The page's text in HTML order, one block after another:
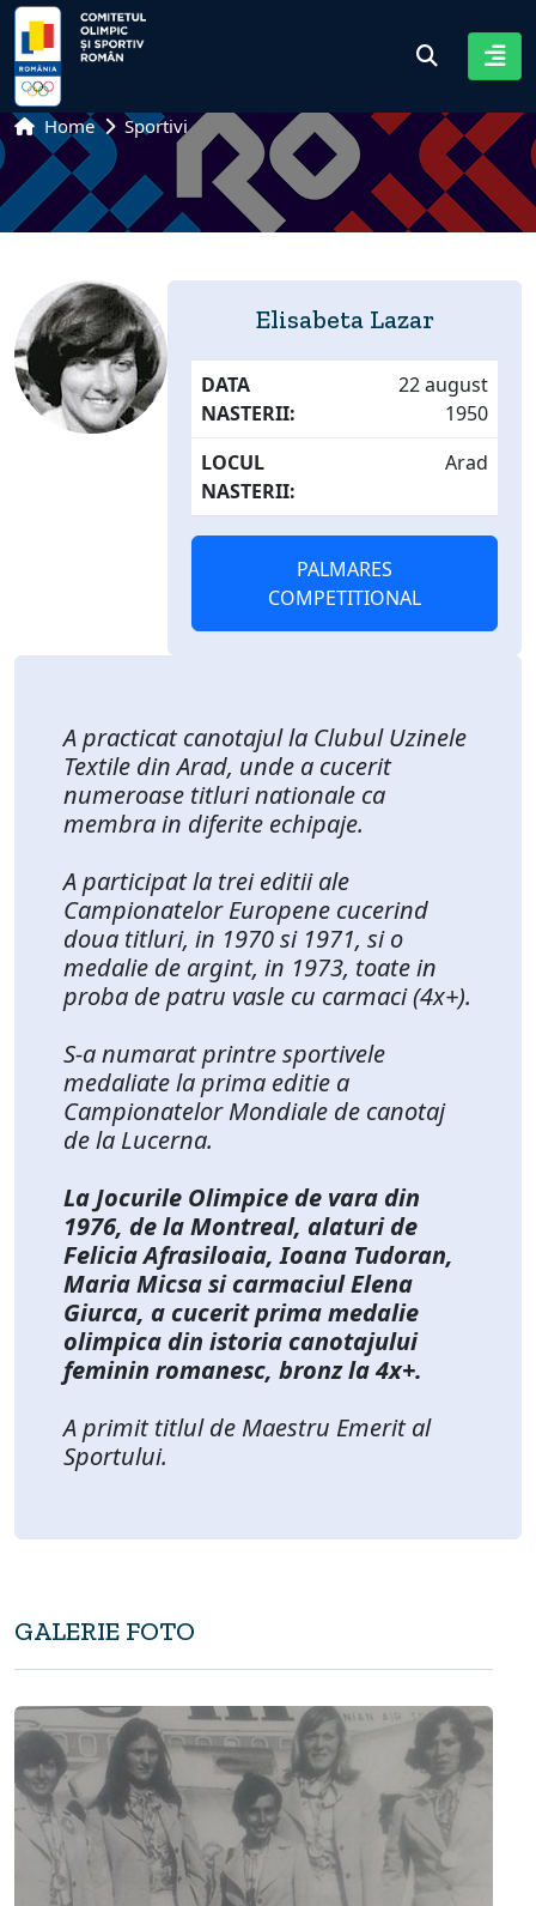
Home Sportivi
Elisabeta Lazar
DATA
NASTERII:
22 august
1950
LOCUL
NASTERII:
Arad
PALMARES
COMPETITIONAL
A practicat canotajul la Clubul Uzinele
Textile din Arad, unde a cucerit
numeroase titluri nationale ca
membra in diferite echipaje.
A participat la trei editii ale
Campionatelor Europene cucerind
doua titluri, in 1970 si 1971, si o
medalie de argint, in 1973, toate in
proba de patru vasle cu carmaci (4x+).
S-a numarat printre sportivele
medaliate la prima editie a
Campionatelor Mondiale de canotaj
de la Lucerna.
La Jocurile Olimpice de vara din
1976, de la Montreal, alaturi de
Felicia Afrasiloaia, Ioana Tudoran,
Maria Micsa si carmaciul Elena
Giurca, a cucerit prima medalie
olimpica din istoria canotajului
feminin romanesc, bronz la 4x+.
A primit titlul de Maestru Emerit al
Sportului.
GALERIE FOTO